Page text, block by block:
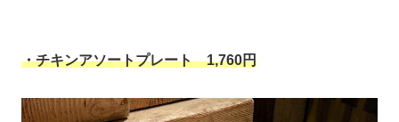
・チキンアソートプレート1,760円